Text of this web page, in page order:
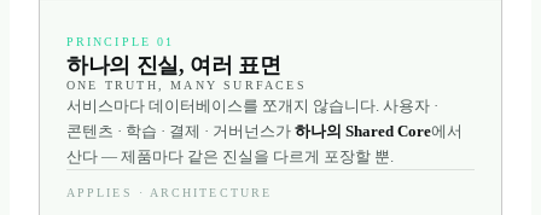
PRINCIPLE 01
하나의 진실, 여러 표면
ONE TRUTH, MANY SURFACES
서비스마다 데이터베이스를 쪼개지 않습니다. 사용자 ·
콘텐츠 · 학습 · 결제 · 거버넌스가 하나의 Shared Core에서
산다 — 제품마다 같은 진실을 다르게 포장할 뿐.
APPLIES · ARCHITECTURE